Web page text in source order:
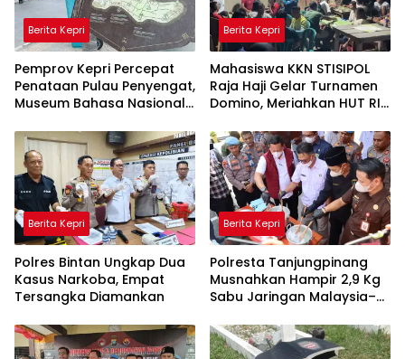
Berita Kepri
Pemprov Kepri Percepat
Penataan Pulau Penyengat,
Museum Bahasa Nasional
Berita Kepri
Mahasiswa KKN STISIPOL
Raja Haji Gelar Turnamen
Domino, Meriahkan HUT RI
Berita Kepri
Polres Bintan Ungkap Dua
Kasus Narkoba, Empat
Tersangka Diamankan
Berita Kepri
Polresta Tanjungpinang
Musnahkan Hampir 2,9 Kg
Sabu Jaringan Malaysia–
Ribuan Jiwa